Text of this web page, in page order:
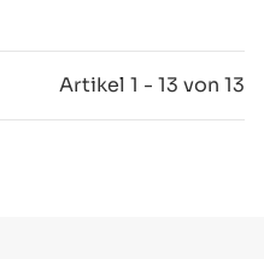
Artikel 1 - 13 von 13